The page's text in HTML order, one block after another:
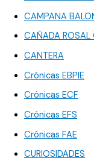
CAMPANA
CAÑADA ROSAL
CANTERA
Crónicas EBPIE
Crónicas ECF
Crónicas EFS
Crónicas FAE
CURIOSIDADES